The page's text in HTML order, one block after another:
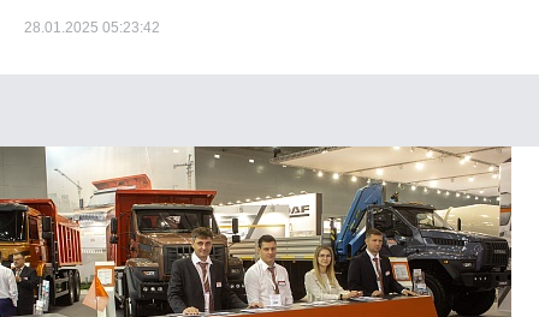
28.01.2025 05:23:42